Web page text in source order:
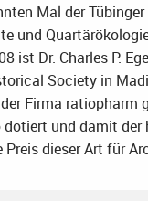
Mal der
und
ist Dr. Charles P.
Society in
der Firma ratiopharm
dotiert und damit
Preis dieser Art für